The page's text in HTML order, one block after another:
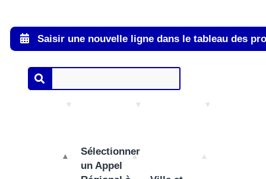
Saisir une nouvelle ligne dans le tableau des
Sélectionner
un Appel